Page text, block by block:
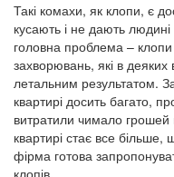
Такі комахи, як клопи, є
кусають і не дають
головна проблема –
захворювань, які в деяких
летальним результатом.
квартирі досить багато,
витратили чимало грошей
квартирі стає все
фірма готова
клопів.